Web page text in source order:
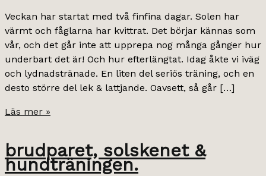
Veckan har startat med två finfina dagar. Solen har
värmt och fåglarna har kvittrat. Det börjar kännas som
vår, och det går inte att upprepa nog många gånger hur
underbart det är! Och hur efterlängtat. Idag åkte vi iväg
och lydnadstränade. En liten del seriös träning, och en
desto större del lek & lattjande. Oavsett, så går […]
lydnadsträningsglädje.
Läs mer »
brudparet, solskenet &
hundträningen.